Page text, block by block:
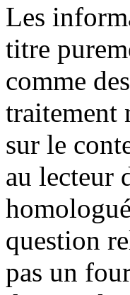
Les
titre
comme
traitement
sur le
au lecteur
question
pas un